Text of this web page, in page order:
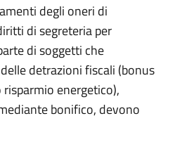
degli oneri di
di segreteria per
di soggetti che
detrazioni fiscali (bonus
energetico),
bonifico, devono